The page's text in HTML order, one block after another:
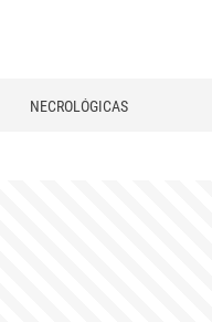
NECROLÓGICAS